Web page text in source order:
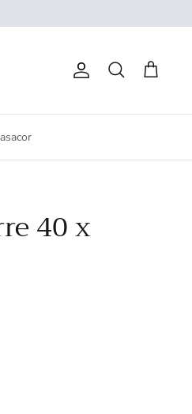
CuentaBuscar Carrito
40 x